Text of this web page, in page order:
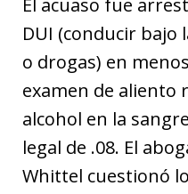
El acuaso fue
DUI (conducir bajo
o drogas) en
examen de aliento
alcohol en la
legal de .08. El
Whittel cuestionó